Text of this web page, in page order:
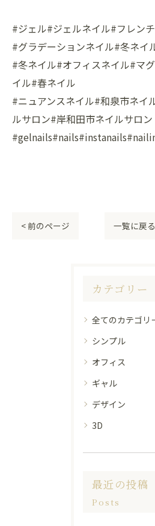
#ジェル#ジェルネイル#フレン
#グラデーションネイル#冬ネイ
#冬ネイル#オフィスネイル#マ
イル#春ネイル
#ニュアンスネイル#和泉市ネイ
ルサロン#岸和田市ネイルサロン
< 前のページ 一覧に戻る
カテゴリー
全てのカテゴリ
シンプル
オフィス
ギャル
デザイン
3D
最近の投稿
Posts